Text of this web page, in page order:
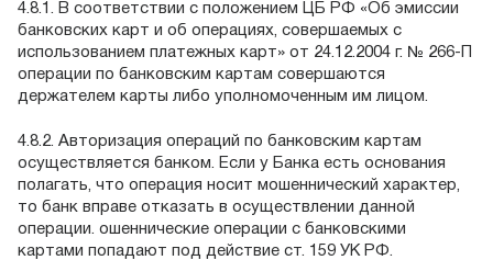
4.8.1. В соответствии с положением ЦБ РФ «Об эмиссии
банковских карт и об операциях, совершаемых с
использованием платежных карт» от 24.12.2004 г. № 266-П
операции по банковским картам совершаются
держателем карты либо уполномоченным им лицом.
4.8.2. Авторизация операций по банковским картам
осуществляется банком. Если у Банка есть основания
полагать, что операция носит мошеннический характер,
то банк вправе отказать в осуществлении данной
операции. ошеннические операции с банковскими
картами попадают под действие ст. 159 УК РФ.